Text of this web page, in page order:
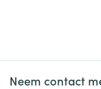
Neem contact